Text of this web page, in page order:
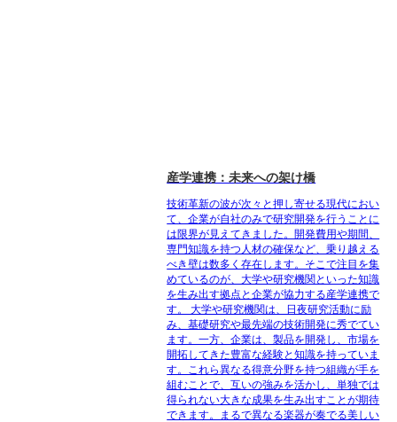
産学連携：未来への架け橋
技術革新の波が次々と押し寄せる現代におい
て、企業が自社のみで研究開発を行うことに
は限界が見えてきました。開発費用や期間、
専門知識を持つ人材の確保など、乗り越える
べき壁は数多く存在します。そこで注目を集
めているのが、大学や研究機関といった知識
を生み出す拠点と企業が協力する産学連携で
す。 大学や研究機関は、日夜研究活動に励
み、基礎研究や最先端の技術開発に秀でてい
ます。一方、企業は、製品を開発し、市場を
開拓してきた豊富な経験と知識を持っていま
す。これら異なる得意分野を持つ組織が手を
組むことで、互いの強みを活かし、単独では
得られない大きな成果を生み出すことが期待
できます。まるで異なる楽器が奏でる美しい